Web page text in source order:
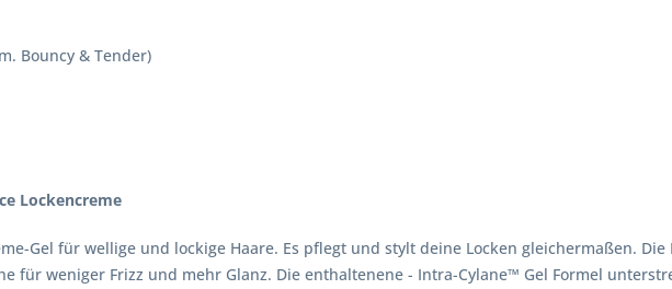
Bouncy & Tender)
Lockencreme
Gel für wellige und lockige Haare. Es pflegt und stylt deine Locken gleichermaßen.
für weniger Frizz und mehr Glanz. Die enthaltenene - Intra-Cylane™ Gel Formel